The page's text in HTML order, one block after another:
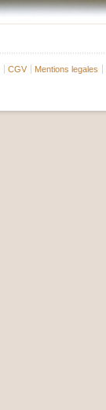
CGV
Mentions legales